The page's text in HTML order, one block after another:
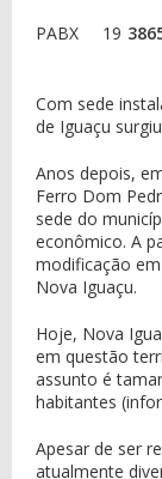
PABX
19
Com sede
de Iguaçu
Anos depois,
Ferro Dom
sede do
econômico. A
modificação
Nova Iguaçu.
Hoje, Nova
em questão
assunto é
habitantes
Apesar de ser
atualmente